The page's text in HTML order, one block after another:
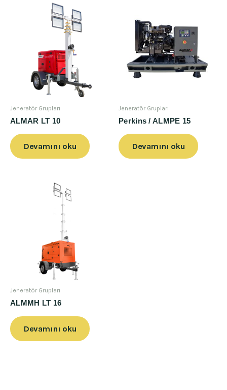
Jeneratör Grupları
ALMAR LT 10
Devamını oku
Jeneratör Grupları
Perkins / ALMPE 15
Devamını oku
Jeneratör Grupları
ALMMH LT 16
Devamını oku